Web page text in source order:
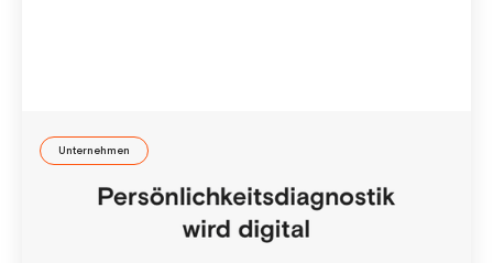
Unternehmen
Online Persönlichkeitstest
Was haben Digitalisierung, Machine Learning und
künstliche Intelligenz mit Persönlichkeitsdiagnostik zu tun?